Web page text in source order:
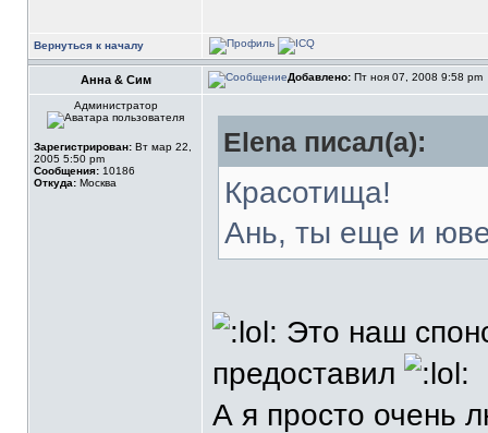
Вернуться к началу
Анна & Сим Добавлено: Пт ноя 07, 2008 9:58 pm
Администратор
Зарегистрирован: Вт мар 22,
2005 5:50 pm
Сообщения: 10186
Откуда: Москва
Elena писал(а):
Красотища!
Ань, ты еще и
Это наш
предоставил
А я просто очень